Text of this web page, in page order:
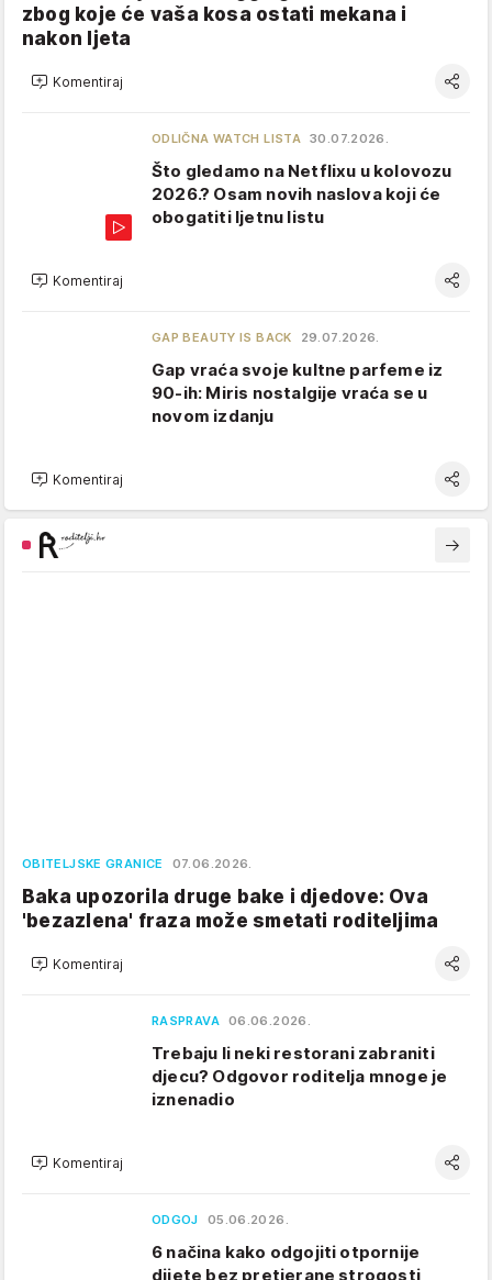
zbog koje će vaša kosa ostati mekana i
nakon ljeta
Komentiraj
ODLIČNA WATCH LISTA 30.07.2026.
Što gledamo na Netflixu u kolovozu
2026.? Osam novih naslova koji će
obogatiti ljetnu listu
Komentiraj
GAP BEAUTY IS BACK 29.07.2026.
Gap vraća svoje kultne parfeme iz
90-ih: Miris nostalgije vraća se u
novom izdanju
Komentiraj
OBITELJSKE GRANICE 07.06.2026.
Baka upozorila druge bake i djedove: Ova
'bezazlena' fraza može smetati roditeljima
Komentiraj
RASPRAVA 06.06.2026.
Trebaju li neki restorani zabraniti
djecu? Odgovor roditelja mnoge je
iznenadio
Komentiraj
ODGOJ 05.06.2026.
6 načina kako odgojiti otpornije
dijete bez pretjerane strogosti